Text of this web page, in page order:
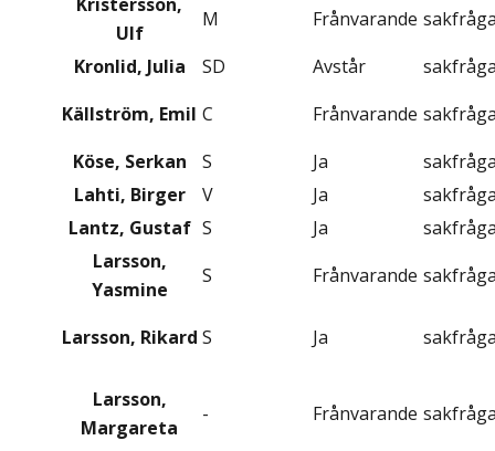
Ulf
M Frånvarande
Kronlid, Julia
SD Avstår
Källström, Emil C Frånvarande
Köse, Serkan
S Ja
Lahti, Birger
V Ja
Lantz, Gustaf S Ja
Larsson,
Yasmine
S Frånvarande
Larsson, Rikard S Ja
Larsson,
Margareta
- Frånvarande